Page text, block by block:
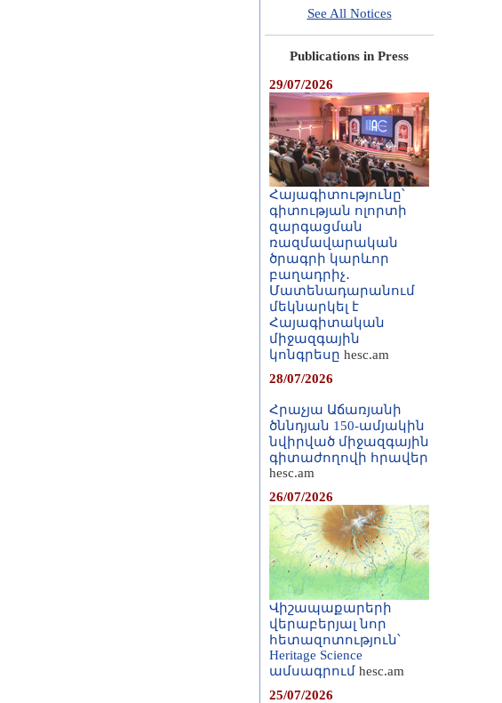
See All Notices
Publications in Press
29/07/2026
Հայագիտությունը՝
գիտության ոլորտի
զարգացման
ռազմավարական
ծրագրի կարևոր
բաղադրիչ․
Մատենադարանում
մեկնարկել է
Հայագիտական
միջազգային
կոնգրեսը hesc.am
28/07/2026
Հրաչյա Աճառյանի
ծննդյան 150-ամյակին
նվիրված միջազգային
գիտաժողովի հրավեր
hesc.am
26/07/2026
Վիշապաքարերի
վերաբերյալ նոր
հետազոտություն՝
Heritage Science
ամսագրում hesc.am
25/07/2026